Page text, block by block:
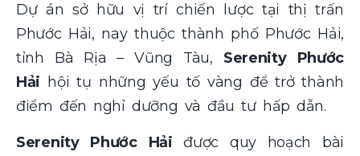
Dự án sở hữu vị trí chiến lược tại thị trấn
Phước Hải, nay thuộc thành phố Phước Hải,
tỉnh Bà Rịa – Vũng Tàu, Serenity Phước
Hải hội tụ những yếu tố vàng để trở thành
điểm đến nghỉ dưỡng và đầu tư hấp dẫn.
Serenity Phước Hải được quy hoạch bài